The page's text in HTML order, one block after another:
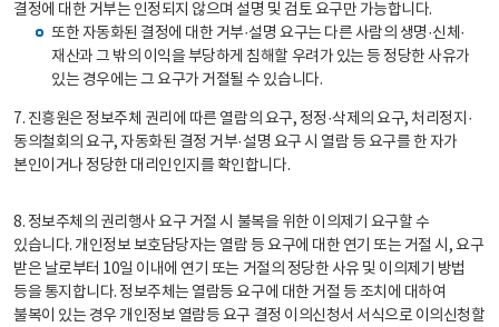
결정에 대한 거부는 인정되지 않으며 설명 및 검토 요구만 가능합니다.
또한 자동화된 결정에 대한 거부·설명 요구는 다른 사람의 생명·신체·
재산과 그 밖의 이익을 부당하게 침해할 우려가 있는 등 정당한 사유가
있는 경우에는 그 요구가 거절될 수 있습니다.
7. 진흥원은 정보주체 권리에 따른 열람의 요구, 정정·삭제의 요구, 처리정지·
동의철회의 요구, 자동화된 결정 거부·설명 요구 시 열람 등 요구를 한 자가
본인이거나 정당한 대리인인지를 확인합니다.
8. 정보주체의 권리행사 요구 거절 시 불복을 위한 이의제기 요구할 수
있습니다. 개인정보 보호담당자는 열람 등 요구에 대한 연기 또는 거절 시, 요구
받은 날로부터 10일 이내에 연기 또는 거절의 정당한 사유 및 이의제기 방법
등을 통지합니다. 정보주체는 열람등 요구에 대한 거절 등 조치에 대하여
불복이 있는 경우 개인정보 열람등 요구 결정 이의신청서 서식으로 이의신청할